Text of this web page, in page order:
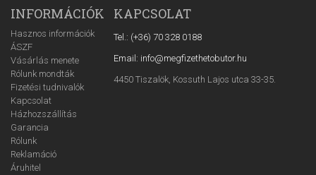
INFORMÁCIÓK
Hasznos információk
ÁSZF
Vásárlás menete
Rólunk mondták
Fizetési tudnivalók
Kapcsolat
Házhozszállítás
Garancia
Rólunk
Reklamáció
Áruhitel
KAPCSOLAT
Tel.: (+36) 70 328 0188
Email: info@megfizethetobutor.hu
4450 Tiszalök, Kossuth Lajos utca 33-35.